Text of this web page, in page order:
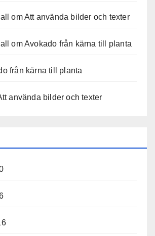
omAtt använda bilder och texter
omAvokado från kärna till planta
från kärna till planta
använda bilder och texter